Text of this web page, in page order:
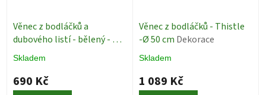
Věnec z bodláčků a
dubového listí - bělený - Ø
35 cm
Skladem
690 Kč
Věnec z bodláčků - Thistle
-Ø 50 cm Dekorace
Skladem
1 089 Kč